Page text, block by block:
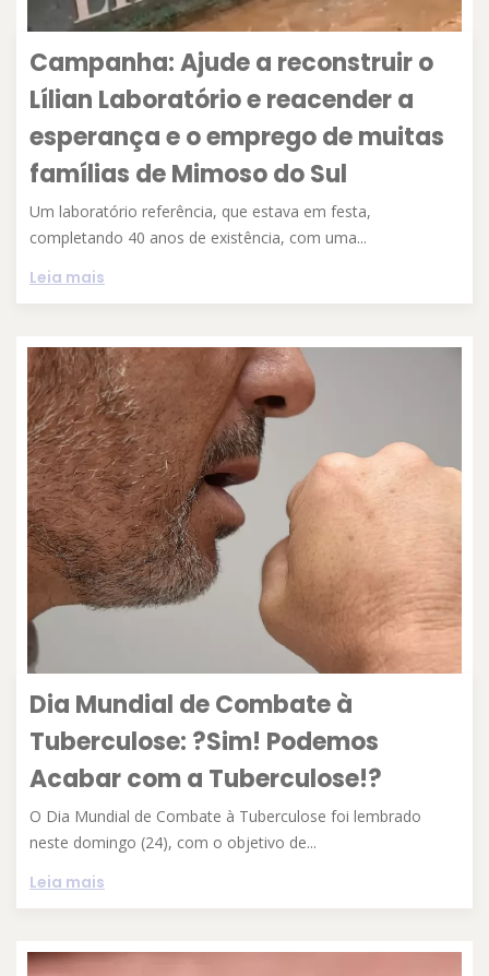
Campanha: Ajude a reconstruir o
Lílian Laboratório e reacender a
esperança e o emprego de muitas
famílias de Mimoso do Sul
Um laboratório referência, que estava em festa,
completando 40 anos de existência, com uma...
Leia mais
Dia Mundial de Combate à
Tuberculose: ?Sim! Podemos
Acabar com a Tuberculose!?
O Dia Mundial de Combate à Tuberculose foi lembrado
neste domingo (24), com o objetivo de...
Leia mais